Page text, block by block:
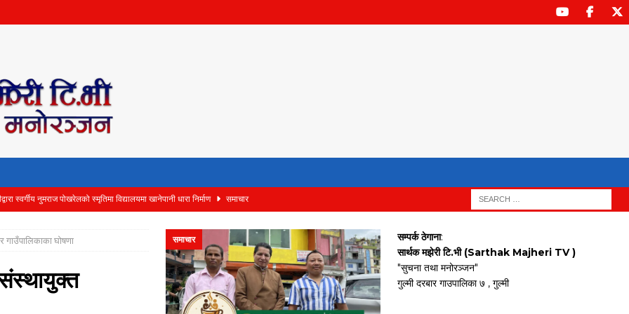
स्वर्गीय नुमराज पोखरेलको स्मृतिमा विद्यालयमा खानेपानी धारा निर्माण समाचार
गर्यो स्थापना दिवसको अवसरमा रक्तदान
क्लब अफ बुटवल डाउन टाउनद्वारा १०१ विद्यार्थीलाई न्यानो कपडा वितरण समाचार
‘Chimeki Cafe’ को आज एकैसाथ भव्य उद्घाटन समाचार
गाउँपालिकाका घोषणा
संस्थायुक्त
समाचार सम्पर्क ठेगाना:
सार्थक मझेरी टि.भी (Sarthak Majheri TV )
"सुचना तथा मनोरञ्जन"
गुल्मी दरबार गाउपालिका ७ , गुल्मी